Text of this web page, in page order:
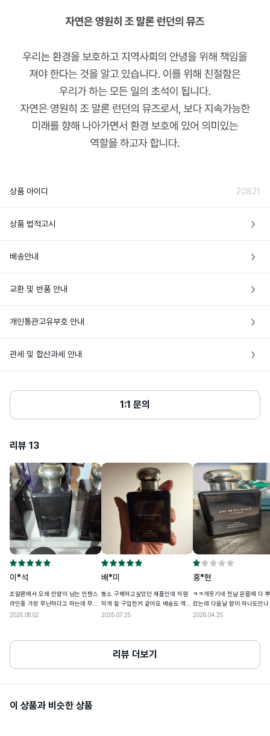
상품 아이디 20821
상품 법적고시
제조국
영국 *제조국 정보는 최초 생산지 기준이
며, 추가 생산이 이루어질 경우 제조국이 달
사용방법
해 향이 더욱 은은하게 퍼져나갑니다. 단독
으로 사용 또는 다른 코롱이나 배스 앤 바디
심사필유무
상품주요사양
용량또는중량 50ml/100ml
품질보증기준
공정거래위원회 고시 품목 별 소비자 분쟁
해결 기준에 따름
사용할때주의사항
1. 화장품을 사용하여 다음과 같이 이상이
있을 경우에는 사용을 중지할 것이며, 계속
사용하면 증상을 악화시키므로 피부과 전
문의 등에게 상담할 것
1)사용 중 붉은 반점, 부어오름, 가려움증,
자극 등의 이상이 있을 경우
이상이 있을 경우
2. 상처가 있는 곳 또는 습진 및 피부염등의
이상이 있는 부위에는 사용을 금할 것
1)사용 후에는 반드시 마개를 닫아 둘 것
것
3)고온 내지 저온의 장소 및 직사광선이 닿
소비자상담관련전화번호
배송안내
• 주문완료 후에도 현지 재고 상황에 따라 품절로 인한 주문취소가 발생할 수 있어
• 특정 상품 외에는 브랜드 쇼핑백이나 포장이 제공되지 않아요
교환 및 반품 안내
• 해외상품 특성상 단순변심에 의한 반품은 해외 배송비 3만원+관부가세가 발생하
• 단순변심으로 인한 반품은 미개봉상태에서만 가능해요. 비닐 포장 훼손, 박스 또
• 판매자 귀책 사유로 인한 반품은 고객센터에 문의해주세요
• 네이버페이로 주문한 경우 반품은 고객센터에 문의해주세요
개인통관고유부호 안내
(외국인의 경우 외국인등록번호) 대신 사용 가능한 번호로, 관세청 사이트에서 발급
용사유서 미제출 등)로 지연되거나, 이로 인한 물품 멸실이 발생하는 경우 고객님께
서 책임을 부담하며, 관련 비용(제품 가격 및 배송비용 등)을 부담할 수 있어요
• 통관 안내를 위해 바이슈코는 고객님께 연락을 드릴 수 있으며, 15일 이내 통관이
• 다음 상품 구매 시 사용할 수 있도록 개인통관고유부호 페이지에서 업데이트된 정
• 24년도 8월 29일(목)부터 개인통관고유부호 검증이 강화돼요
• 개인 통관고유부호 발급정보(성명,전화번호,주소)가 변경된 경우, 관세청 개인통
관고유 부호 발급 사이트(관세청 모바일)에서 변경된 정보를 필히 수정하세요
• 발급정보와 수하인 개인통관고유부호+성명+전화번호+주소가 모두 일치하지 않
을 경우 통관이 제한될 수 있어요
관세 및 합산과세 안내
• 여러개의 뷰티 상품을 한번에 구매할 때, 관부가세가 발생하는 경우 배송비와 비
교해 상품을 나누어 발송할 수 있어요
• 동일한 날짜에 여러번 주문하는 경우 자동으로 나누어 발송해요
1:1 문의
리뷰 13
이*석
조말론에서 오래 잔향이 남는 인텐스
라인중 가장 무난하다고 하는데 무난
합니다 호불호 없을 우드 베르가못 향
도 살짝 가능하겠다 싶을 정도 입니다
2026.08.02
배*미
평소 구매하고싶었던 제품인데 저렴
하게 잘 구입한거 같아요 배송도 역시
빠르구여~포장도 완벽한 바이슈코~
요~그래서 더운 여름에 좋은것 같구
여 우드베이스에 베르가못(레몬향) 한
히 무게감있고 청량한느낌이라 여름
2026.07.25
홍*현
ㅋㅋ개웃기네 전날 온몸에 다
잤는데 다음날 향이 하나도안
맞나 ㅋㅋㅋ 짭을 ㅅ십 먼 알코
2026.04.25
리뷰 더보기
이 상품과 비슷한 상품